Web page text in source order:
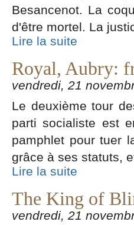
Besancenot. La
d'être mortel. La
Lire la suite
Royal, Aubry:
vendredi, 21
Le deuxième tour
parti socialiste est
pamphlet pour tuer
grâce à ses statuts,
Lire la suite
The King of
vendredi, 21